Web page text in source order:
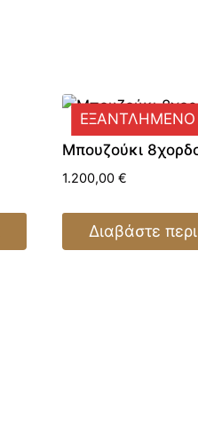
ΕΞΑΝΤΛΗΜΕΝΟ
Μπουζούκι
1.200,00€
Διαβάστε